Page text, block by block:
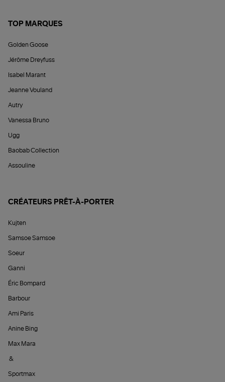
TOP MARQUES
Golden Goose
Jérôme Dreyfuss
Isabel Marant
Jeanne Vouland
Autry
Vanessa Bruno
Ugg
Baobab Collection
Assouline
CRÉATEURS PRÊT-À-PORTER
Kujten
Samsoe Samsoe
Soeur
Ganni
Éric Bompard
Barbour
Ami Paris
Anine Bing
Max Mara
&
Sportmax